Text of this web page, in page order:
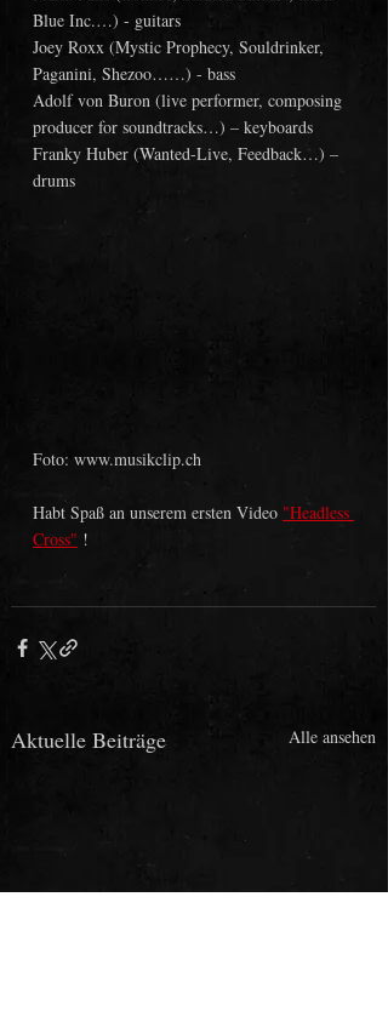
Blue Inc.…) - guitars
Joey Roxx (Mystic Prophecy, Souldrinker,
Paganini, Shezoo……) - bass
Adolf von Buron (live performer, composing
producer for soundtracks…) – keyboards
Franky Huber (Wanted-Live, Feedback…) –
drums
Foto: www.musikclip.ch
Habt Spaß an unserem ersten Video "Headless
Cross" !
Aktuelle Beiträge Alle ansehen